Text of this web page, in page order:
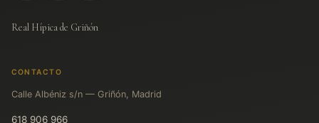
Real Hípica de Griñón
CONTACTO
Calle Albéniz s/n — Griñón, Madrid
618 906 966